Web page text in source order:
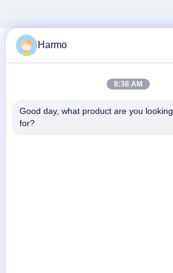
โทรศัพท์
Harmo
8:38 AM
Good day, what product are you looking
for?